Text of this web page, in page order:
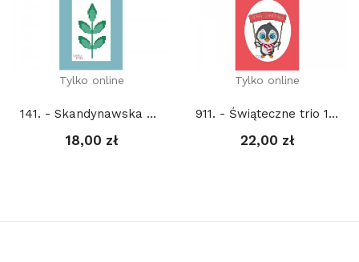
Tylko online
141. - Skandynawska Wiosna 4. (PDF)
18,00 zł
Tylko online
911. - Świąteczne trio 1. (PDF)
22,00 zł